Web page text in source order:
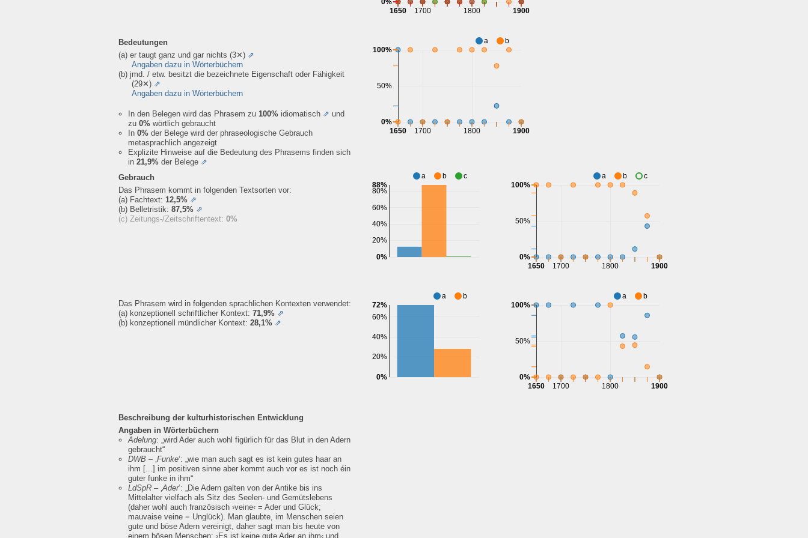
1700 1800
1650 1900
0%
Bedeutungen
(a) er taugt ganz und gar nichts (3✕) ⇗
Angaben dazu in Wörterbüchern
(b) jmd. / etw. besitzt die bezeichnete Eigenschaft oder Fähigkeit
(29✕) ⇗
Angaben dazu in Wörterbüchern
In den Belegen wird das Phrasem zu 100% idiomatisch ⇗ und
zu 0% wörtlich gebraucht
In 0% der Belege wird der phraseologische Gebrauch
metasprachlich angezeigt
Explizite Hinweise auf die Bedeutung des Phrasems finden sich
in 21,9% der Belege ⇗
1700 1800
1650 1900
50%
0%
100%
a b
Gebrauch
Das Phrasem kommt in folgenden Textsorten vor:
(a) Fachtext: 12,5% ⇗
(b) Belletristik: 87,5% ⇗
(c) Zeitungs-/Zeitschriftentext: 0%
20%
40%
60%
80%
0%
88%
a b c
1700 1800
1650 1900
50%
0%
100%
a b c
Das Phrasem wird in folgenden sprachlichen Kontexten verwendet:
(a) konzeptionell schriftlicher Kontext: 71,9% ⇗
(b) konzeptionell mündlicher Kontext: 28,1% ⇗
20%
40%
60%
0%
72%
a b
1700 1800
1650 1900
50%
0%
100%
a b
Beschreibung der kulturhistorischen Entwicklung
Angaben in Wörterbüchern
Adelung: „wird Ader auch wohl figürlich für das Blut in den Adern
gebraucht“
DWB – ‚Funke‘: „wie man auch sagt es ist kein gutes haar an
ihm [...] im positiven sinne aber kommt auch vor es ist noch éin
guter funke in ihm“
LdSpR – ‚Ader‘: „Die Adern galten von der Antike bis ins
Mittelalter vielfach als Sitz des Seelen- und Gemütslebens
(daher wohl auch französisch ›veine‹ = Ader und Glück;
mauvaise veine = Unglück). Man glaubte, im Menschen seien
gute und böse Adern vereinigt, daher sagt man bis heute von
einem bösen Menschen: ›Es ist keine gute Ader an ihm‹ und